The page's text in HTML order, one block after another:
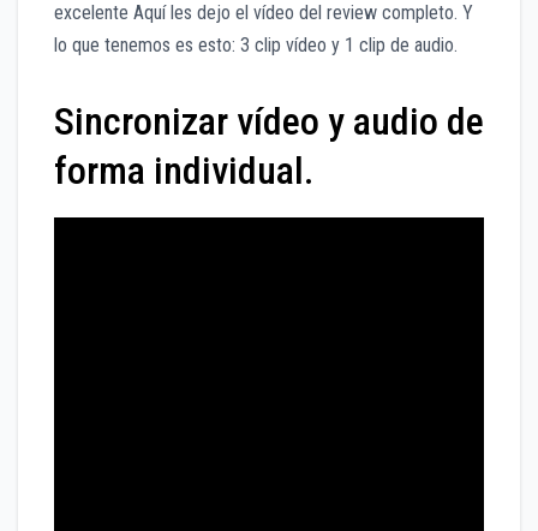
excelente Aquí les dejo el vídeo del review completo. Y
lo que tenemos es esto: 3 clip vídeo y 1 clip de audio.
Sincronizar vídeo y audio de
forma individual.